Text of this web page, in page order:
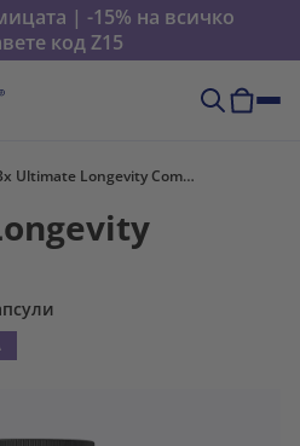
| -15% на всичко
кодZ15
3x Ultimate Longevity Complex